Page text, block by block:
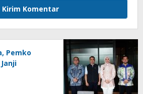
Pemko